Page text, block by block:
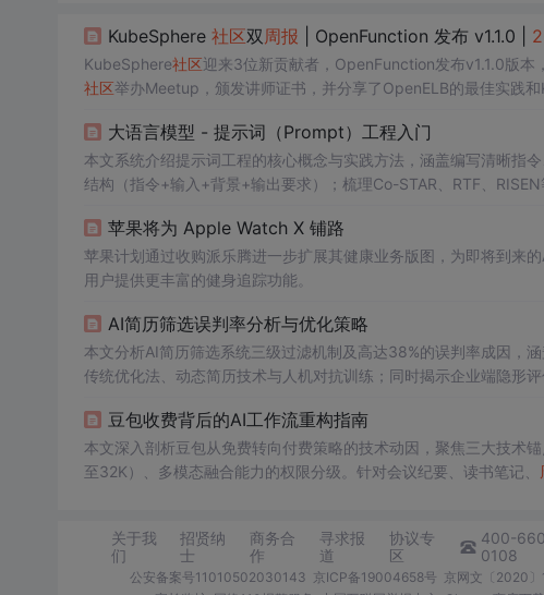
KubeSphere 社区双 周报 | OpenFunction 发布 v1.1.0 |
KubeSphere社区迎来3位新贡献者，OpenFunction发布v1.1.0版
社区举办Meetup，颁发讲师证书，并分享了OpenELB的最佳实践和
大语言模型 - 提示词（Prompt）工程入门
本文系统介绍提示词工程的核心概念与实践方法，涵盖编写清晰指
结构（指令+输入+背景+输出要求）；梳理Co-STAR、RTF、
苹果将为 Apple Watch X 铺路
苹果计划通过收购派乐腾进一步扩展其健康业务版图，为即将到来
用户提供更丰富的健身追踪功能。
AI简历筛选误判率分析与优化策略
本文分析AI简历筛选系统三级过滤机制及高达38%的误判率成因，
传统优化法、动态简历技术与人机对抗训练；同时揭示企业端隐形
豆包收费背后的AI工作流重构指南
本文深入剖析豆包从免费转向付费策略的技术动因，聚焦三大技术
至32K）、多模态融合能力的权限分级。针对会议纪要、读书笔记、
关于我
们
招贤纳
士
商务合
作
寻求报
道
协议专
区
400-
0108
公安备案号11010502030143 京ICP备19004658号 京网文〔2020